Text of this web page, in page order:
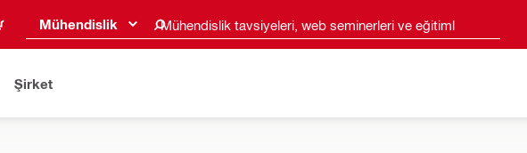
Mühendislik Mühendislik tavsiyeleri, web seminerleri ve eğitimler
Şirket